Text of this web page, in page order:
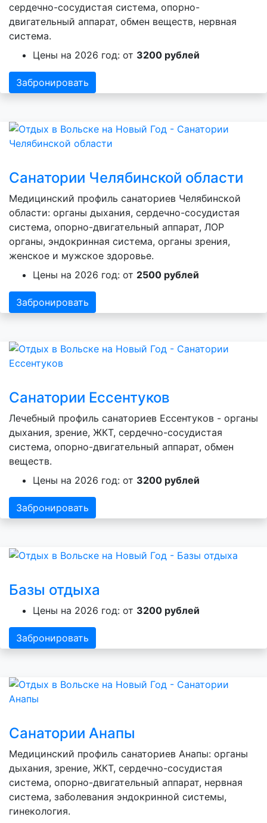
сердечно-сосудистая система, опорно-
двигательный аппарат, обмен веществ, нервная
система.
Цены на 2026 год: от 3200 рублей
Забронировать
Санатории Челябинской области
Медицинский профиль санаториев Челябинской
области: органы дыхания, сердечно-сосудистая
система, опорно-двигательный аппарат, ЛОР
органы, эндокринная система, органы зрения,
женское и мужское здоровье.
Цены на 2026 год: от 2500 рублей
Забронировать
Санатории Ессентуков
Лечебный профиль санаториев Ессентуков - органы
дыхания, зрение, ЖКТ, сердечно-сосудистая
система, опорно-двигательный аппарат, обмен
веществ.
Цены на 2026 год: от 3200 рублей
Забронировать
Базы отдыха
Цены на 2026 год: от 3200 рублей
Забронировать
Санатории Анапы
Медицинский профиль санаториев Анапы: органы
дыхания, зрение, ЖКТ, сердечно-сосудистая
система, опорно-двигательный аппарат, нервная
система, заболевания эндокринной системы,
гинекология.